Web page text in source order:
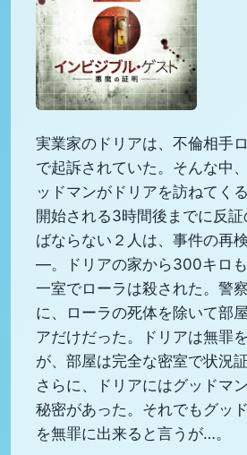
実業家のドリアは、不倫相手
で起訴されていた。そんな中
ッドマンがドリアを訪ねてく
開始される3時間後までに反
ばならない２人は、事件の再
―。ドリアの家から300キロ
一室でローラは殺された。警
に、ローラの死体を除いて部
アだけだった。ドリアは無罪
が、部屋は完全な密室で状況
さらに、ドリアにはグッドマ
秘密があった。それでもグッ
を無罪に出来ると言うが…。